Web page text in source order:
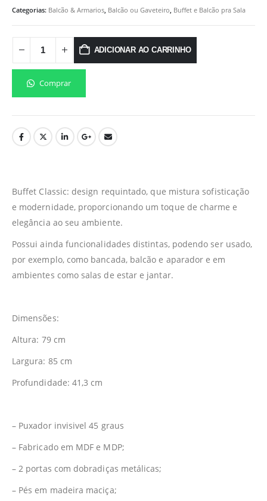
Categorias: Balcão & Armarios, Balcão ou Gaveteiro, Buffet e Balcão pra Sala
ADICIONAR AO CARRINHO
Comprar
Buffet Classic: design requintado, que mistura sofisticação
e modernidade, proporcionando um toque de charme e
elegância ao seu ambiente.
Possui ainda funcionalidades distintas, podendo ser usado,
por exemplo, como bancada, balcão e aparador e em
ambientes como salas de estar e jantar.
Dimensões:
Altura: 79 cm
Largura: 85 cm
Profundidade: 41,3 cm
– Puxador invisivel 45 graus
– Fabricado em MDF e MDP;
– 2 portas com dobradiças metálicas;
– Pés em madeira maciça;